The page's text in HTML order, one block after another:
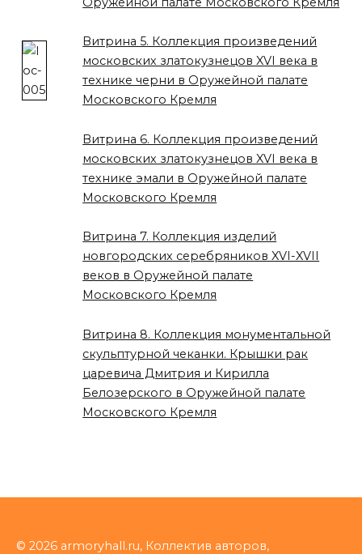
Витрина 5. Коллекция произведений
московских златокузнецов XVI века в
технике черни в Оружейной палате
Московского Кремля
Витрина 6. Коллекция произведений
московских златокузнецов XVI века в
технике эмали в Оружейной палате
Московского Кремля
Витрина 7. Коллекция изделий
новгородских серебряников XVI-XVII
веков в Оружейной палате
Московского Кремля
Витрина 8. Коллекция монументальной
скульптурной чеканки. Крышки рак
царевича Дмитрия и Кирилла
Белозерского в Оружейной палате
Московского Кремля
© 2026 armoryhall.ru, Коллектив авторов,